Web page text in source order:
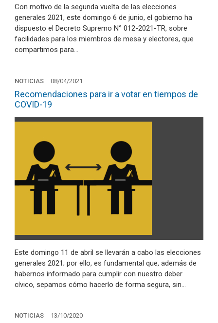
Con motivo de la segunda vuelta de las elecciones
generales 2021, este domingo 6 de junio, el gobierno ha
dispuesto el Decreto Supremo N° 012-2021-TR, sobre
facilidades para los miembros de mesa y electores, que
compartimos para…
NOTICIAS 08/04/2021
Recomendaciones para ir a votar en tiempos de
COVID-19
Este domingo 11 de abril se llevarán a cabo las elecciones
generales 2021; por ello, es fundamental que, además de
habernos informado para cumplir con nuestro deber
cívico, sepamos cómo hacerlo de forma segura, sin…
NOTICIAS 13/10/2020